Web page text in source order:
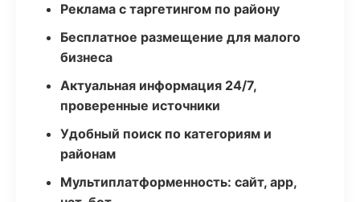
Реклама с таргетингом по району
Бесплатное размещение для малого
бизнеса
Актуальная информация 24/7,
проверенные источники
Удобный поиск по категориям и
районам
Мультиплатформенность: сайт, app,